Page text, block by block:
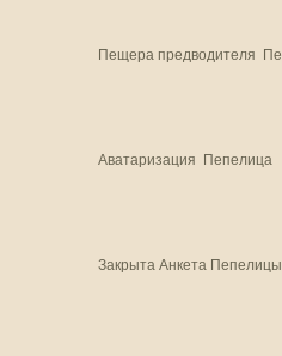
Пещера предводителя
Аватаризация Пепелица
Закрыта Анкета Пепелицы